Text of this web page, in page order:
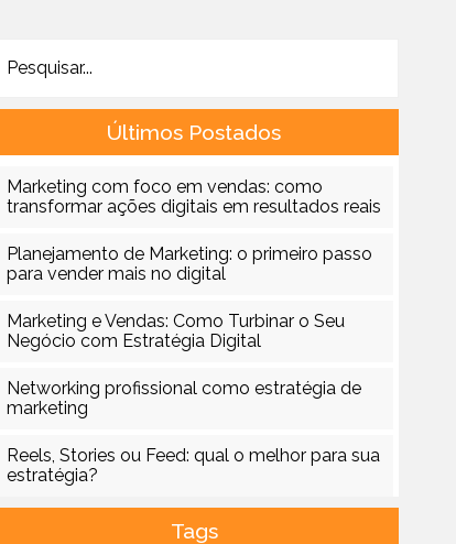
Últimos Postados
Marketing com foco em vendas: como
transformar ações digitais em resultados reais
Planejamento de Marketing: o primeiro passo
para vender mais no digital
Marketing e Vendas: Como Turbinar o Seu
Negócio com Estratégia Digital
Networking profissional como estratégia de
marketing
Reels, Stories ou Feed: qual o melhor para sua
estratégia?
Tags